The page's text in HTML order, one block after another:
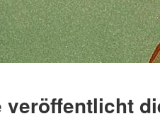
veröffentlicht